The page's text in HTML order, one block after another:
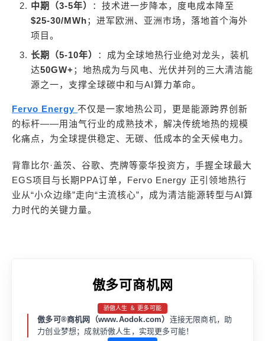
中期（3-5年）
：技术进一步降本，度电成本降至
$25-30/MWh；进军欧洲、亚洲市场，落地首个海外
项目。
长期（5-10年）
：成为全球地热行业绝对龙头，装机
达50GW+；地热成为与风电、光伏并列的三大清洁能
源之一，支撑全球碳中和与AI算力革命。
Fervo Energy 不仅是一家地热公司，更是能源跨界创新
的标杆——用油气行业的成熟技术，解决传统地热的规模
化痛点，为全球提供稳定、无碳、低成本的全天候电力。
背靠比尔·盖茨、谷歌、壳牌等豪华投资方，手握全球最大
EGS项目与长期PPA订单，Fervo Energy 正引领地热行
业从“小众边缘”走向“主流核心”，成为清洁能源转型与AI算
力时代的关键力量。
傲多可商机网
骄傲人生 ＆ 更多可能
傲多可®商机网（www.Aodok.com） 连接无限商机，助
力创业梦想；成就骄傲人生，实现更多可能！